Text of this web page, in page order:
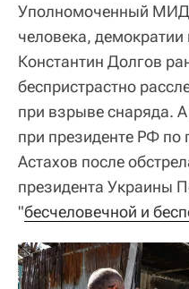
Уполномоченный
человека, демократии
Константин Долгов
беспристрастно
при взрыве снаряда.
при президенте РФ по
Астахов после
президента Украины
"бесчеловечной и